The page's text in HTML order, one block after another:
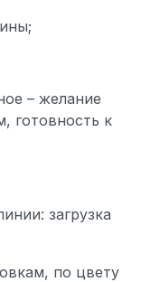
– желание
готовность к
загрузка
по цвету